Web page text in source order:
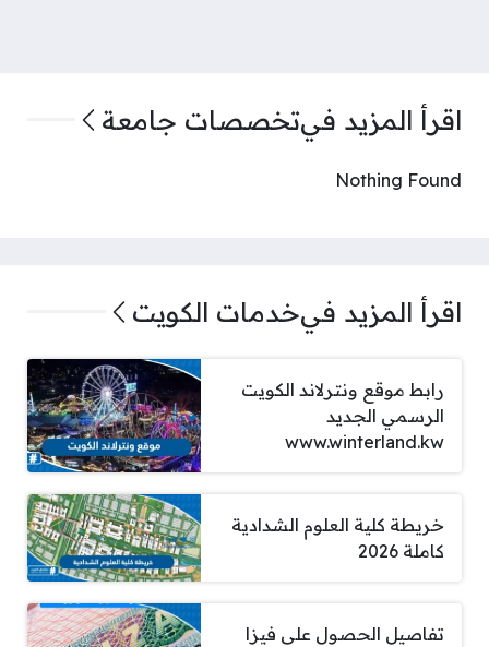
اقرأ المزيد فيتخصصات جامعة
Nothing Found
اقرأ المزيد فيخدمات الكويت
رابط موقع ونترلاند الكويت
الرسمي الجديد
www.winterland.kw
خريطة كلية العلوم الشدادية
كاملة 2026
تفاصيل الحصول على فيزا